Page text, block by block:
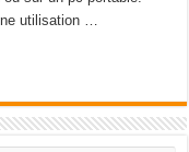
utilisation …